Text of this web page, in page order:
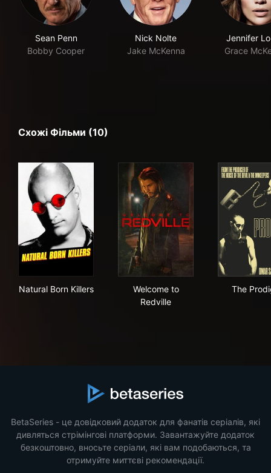
Sean Penn
Bobby Cooper
Nick Nolte
Jake McKenna
Jennifer
Grace
Схожі Фільми (10)
Natural Born Killers
Welcome to
Redville
The
BetaSeries - це довідковий додаток для фанатів серіалів, які
дивляться стрімінгові платформи. Завантажуйте додаток
безкоштовно, вносьте серіали, які вам подобаються, та
отримуйте миттєві рекомендації.